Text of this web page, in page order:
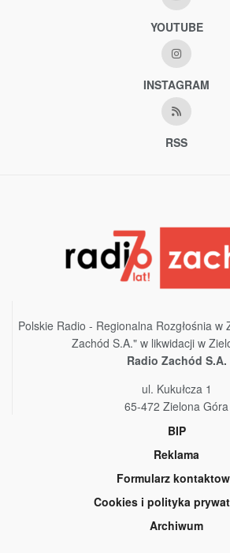
YOUTUBE
INSTAGRAM
RSS
Polskie Radio - Regionalna Rozgłośnia w
Zachód S.A." w likwidacji w
Radio Zachód S.A.
ul. Kukułcza 1
65-472 Zielona Góra
BIP
Reklama
Formularz
Cookies i polityka
Archiwum